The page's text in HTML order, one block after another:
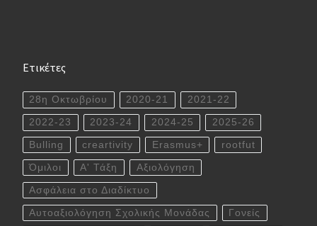
Ετικέτες
28η Οκτωβρίου 2020-21 2021-22
2022-23 2023-24 2024-25 2025-26
Bulling creartivity Erasmus+ rootfut
Όμιλοι Α' Τάξη Αξιολόγηση
Ασφάλεια στο Διαδίκτυο
Αυτοαξιολόγηση Σχολικής Μονάδας Γονείς